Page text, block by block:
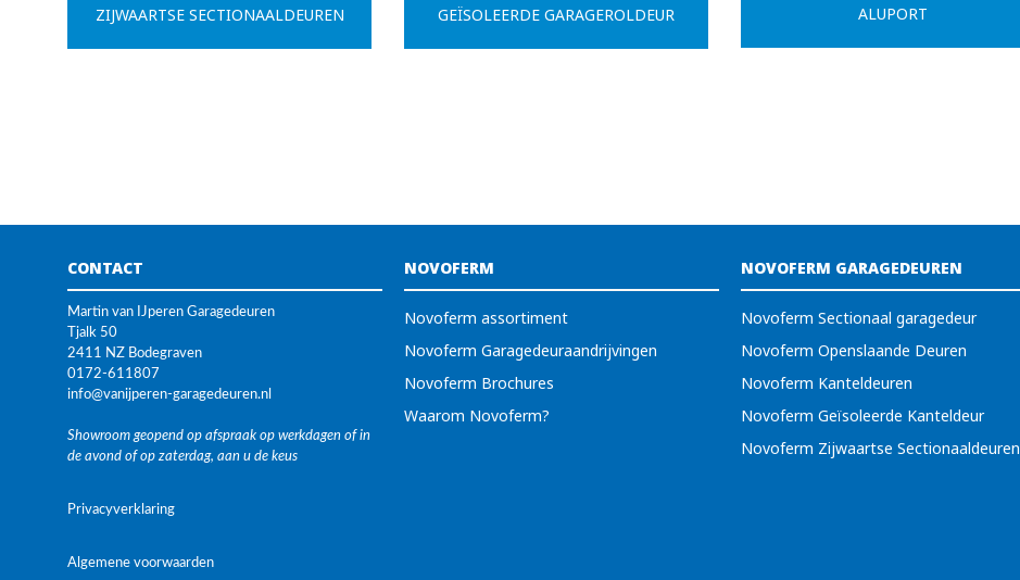
ZIJWAARTSE SECTIONAALDEUREN GEÏSOLEERDE GARAGEROLDEUR ALUPORT
CONTACT
Martin van IJperen Garagedeuren
Tjalk 50
2411 NZ Bodegraven
0172-611807
info@vanijperen-garagedeuren.nl
Showroom geopend op afspraak op werkdagen of in
de avond of op zaterdag, aan u de keus
Privacyverklaring
Algemene voorwaarden
NOVOFERM
Novoferm assortiment
Novoferm Garagedeuraandrijvingen
Novoferm Brochures
Waarom Novoferm?
NOVOFERM GARAGEDEUREN
Novoferm Sectionaal garagedeur
Novoferm Openslaande Deuren
Novoferm Kanteldeuren
Novoferm Geïsoleerde Kanteldeur
Novoferm Zijwaartse Sectionaaldeuren